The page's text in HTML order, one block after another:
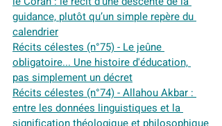
guidance, plutôt qu’un simple repère du
calendrier
Récits célestes (n°75) - Le jeûne
obligatoire... Une histoire d'éducation,
pas simplement un décret
Récits célestes (n°74) - Allahou Akbar :
entre les données linguistiques et la